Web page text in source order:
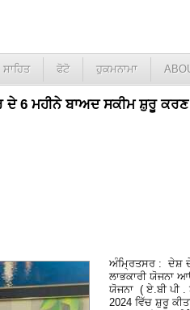
ਸਾਹਿਤ ਫੋਟੋ ਹੁਕਮਨਾਮਾ
ਦੇ 6 ਮਹੀਨੇ ਬਾਅਦ ਸਕੀਮ ਸ਼ੁਰੂ
ਅੰਮ੍ਰਿਤਸਰ : ਦੇਸ਼ ਦੇ
ਲਾਭਕਾਰੀ ਯੋਜਨਾ
ਯੋਜਨਾ ( ਏ.ਬੀ ਪੀ
2024 ਵਿੱਚ ਸ਼ੁਰੂ